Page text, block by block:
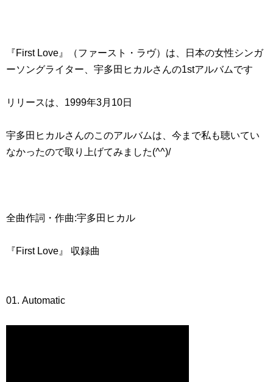
『First Love』（ファースト・ラヴ）は、日本の女性シンガ
ーソングライター、宇多田ヒカルさんの1stアルバムです
リリースは、1999年3月10日
宇多田ヒカルさんのこのアルバムは、今まで私も聴いてい
なかったので取り上げてみました(^^)/
全曲作詞・作曲:宇多田ヒカル
『First Love』 収録曲
01. Automatic